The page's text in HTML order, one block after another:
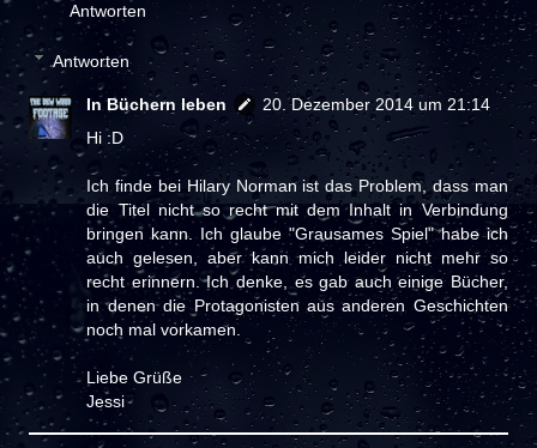
Antworten
Antworten
In Büchern leben
20. Dezember 2014 um 21:14
Hi :D
Ich finde bei Hilary Norman ist das Problem, dass man
die Titel nicht so recht mit dem Inhalt in Verbindung
bringen kann. Ich glaube "Grausames Spiel" habe ich
auch gelesen, aber kann mich leider nicht mehr so
recht erinnern. Ich denke, es gab auch einige Bücher,
in denen die Protagonisten aus anderen Geschichten
noch mal vorkamen.
Liebe Grüße
Jessi